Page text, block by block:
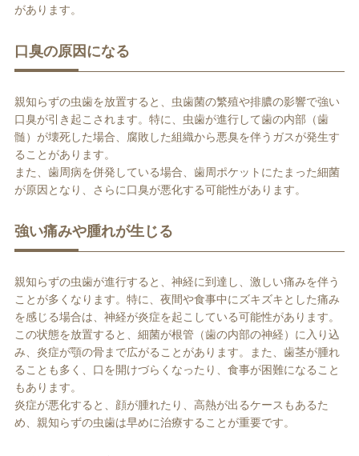
があります。
口臭の原因になる
親知らずの虫歯を放置すると、虫歯菌の繁殖や排膿の影響で強い
口臭が引き起こされます。特に、虫歯が進行して歯の内部（歯
髄）が壊死した場合、腐敗した組織から悪臭を伴うガスが発生す
ることがあります。
また、歯周病を併発している場合、歯周ポケットにたまった細菌
が原因となり、さらに口臭が悪化する可能性があります。
強い痛みや腫れが生じる
親知らずの虫歯が進行すると、神経に到達し、激しい痛みを伴う
ことが多くなります。特に、夜間や食事中にズキズキとした痛み
を感じる場合は、神経が炎症を起こしている可能性があります。
この状態を放置すると、細菌が根管（歯の内部の神経）に入り込
み、炎症が顎の骨まで広がることがあります。また、歯茎が腫れ
ることも多く、口を開けづらくなったり、食事が困難になること
もあります。
炎症が悪化すると、顔が腫れたり、高熱が出るケースもあるた
め、親知らずの虫歯は早めに治療することが重要です。